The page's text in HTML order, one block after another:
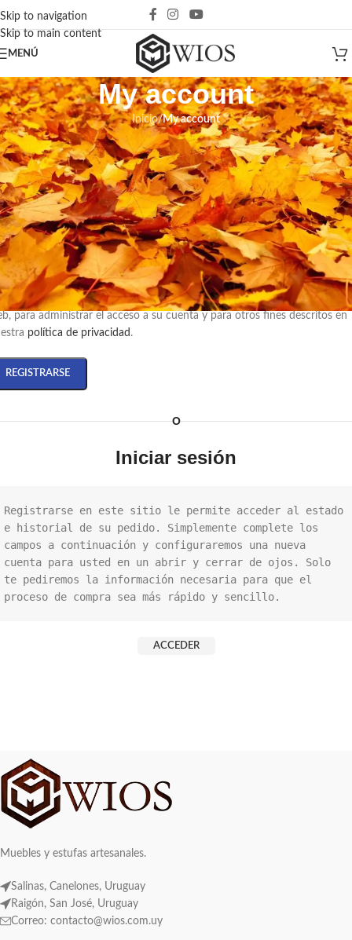
Skip to navigation
Skip to main content
MENÚ
My account
Inicio/My account
de correo electrónico*
enviará un enlace a tu dirección de correo electrónico para establecer
contraseña.
datos personales se utilizarán para respaldar su experiencia en este
para administrar el acceso a su cuenta y para otros fines descritos en
política de privacidad .
REGISTRARSE
O
Iniciar sesión
Registrarse en este sitio le permite acceder al estado
e historial de su pedido. Simplemente complete los
campos a continuación y configuraremos una nueva
cuenta para usted en un abrir y cerrar de ojos. Solo
te pediremos la información necesaria para que el
proceso de compra sea más rápido y sencillo.
ACCEDER
Muebles y estufas artesanales.
Salinas, Canelones, Uruguay
Raigón, San José, Uruguay
Correo: contacto@wios.com.uy